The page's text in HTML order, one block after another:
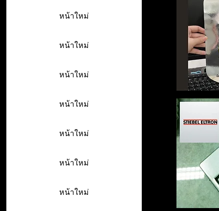
หน้าใหม่
หน้าใหม่
หน้าใหม่
หน้าใหม่
หน้าใหม่
หน้าใหม่
หน้าใหม่